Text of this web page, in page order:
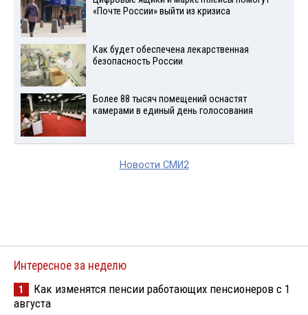
«Почте России» выйти из кризиса
Как будет обеспечена лекарственная
безопасность России
Более 88 тысяч помещений оснастят
камерами в единый день голосования
Новости СМИ2
Интересное за неделю
1
Как изменятся пенсии работающих пенсионеров с 1
августа